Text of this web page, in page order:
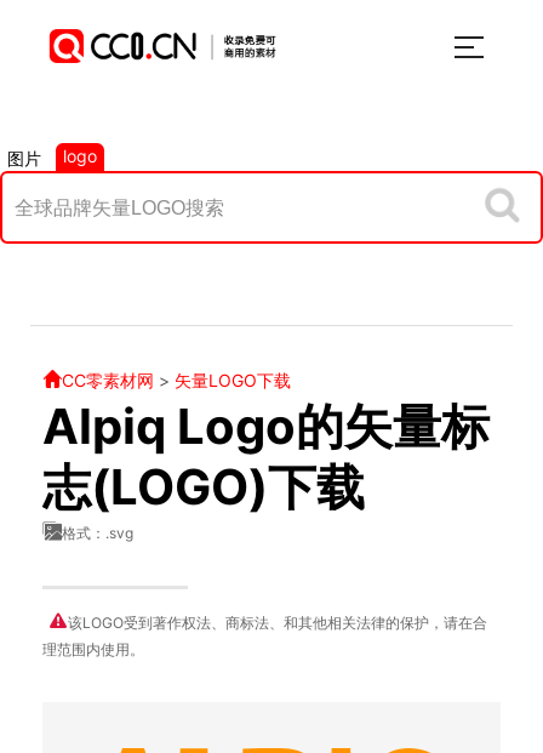
图片 logo
CC零素材网 > 矢量LOGO下载
Alpiq Logo的矢量标
志(LOGO)下载
格式：.svg
该LOGO受到著作权法、商标法、和其他相关法律的保护，请在合
理范围内使用。